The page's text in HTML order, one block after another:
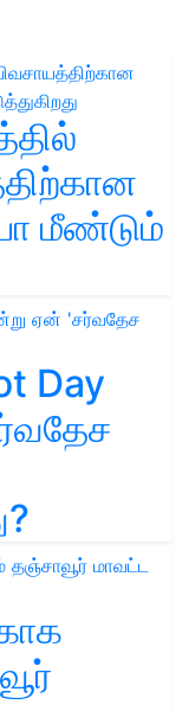
மீண்டும்
Day